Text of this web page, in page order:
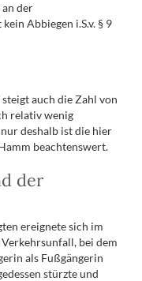
der
Abbiegen i.S.v. § 9
auch die Zahl von
relativ wenig
deshalb ist die hier
beachtenswert.
der
ereignete sich im
bei dem
als Fußgängerin
stürzte und